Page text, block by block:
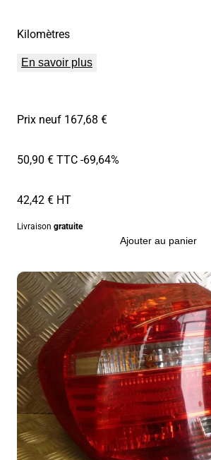
Kilomètres
En savoir plus
Prix neuf 167,68 €
50,90 € TTC-69,64%
42,42 € HT
Livraison gratuite
Ajouter au panier